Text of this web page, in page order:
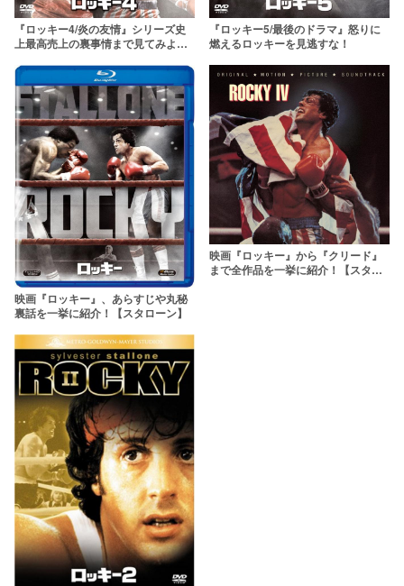
『ロッキー4/炎の友情』シリーズ史
上最高売上の裏事情まで見てみよ
『ロッキー5/最後のドラマ』怒りに
燃えるロッキーを見逃すな！
映画『ロッキー』、あらすじや丸秘
裏話を一挙に紹介！【スタローン】
映画『ロッキー』から『クリード』
まで全作品を一挙に紹介！【スタロ